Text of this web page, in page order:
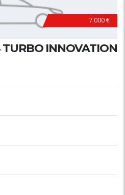
7.000 €
TURBO INNOVATION